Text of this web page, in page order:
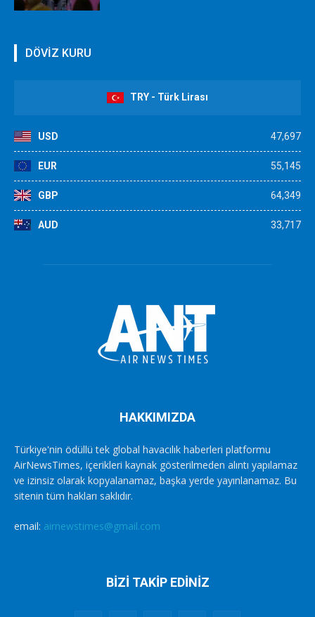
DÖVİZ KURU
TRY - Türk Lirası
USD 47,697
EUR 55,145
GBP 64,349
AUD 33,717
HAKKIMIZDA
Türkiye'nin ödüllü tek global havacılık haberleri platformu
AirNewsTimes, içerikleri kaynak gösterilmeden alıntı yapılamaz
ve izinsiz olarak kopyalanamaz, başka yerde yayınlanamaz. Bu
sitenin tüm hakları saklıdır.
email: airnewstimes@gmail.com
BİZİ TAKİP EDİNİZ